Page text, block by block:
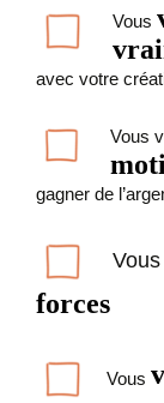
Vous
avec votre
Vous
gagner de
Vous
forces
Vous